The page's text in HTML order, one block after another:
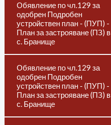
Обявление по чл.129 за
одобрен Подробен
устройствен план - (ПУП) -
План за застрояване (ПЗ) в
с. Бранище
Обявление по чл.129 за
одобрен Подробен
устройствен план - (ПУП) -
План за застрояване (ПЗ) в
с. Бранище